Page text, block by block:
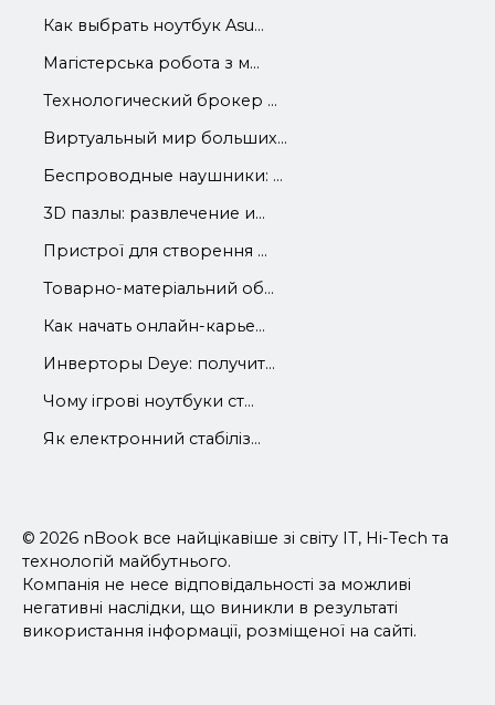
Как выбрать ноутбук Asu...
Магістерська робота з м...
Технологический брокер ...
Виртуальный мир больших...
Беспроводные наушники: ...
3D пазлы: развлечение и...
Пристрої для створення ...
Товарно-матеріальний об...
Как начать онлайн-карье...
Инверторы Deye: получит...
Чому ігрові ноутбуки ст...
Як електронний стабіліз...
© 2026 nBook все найцікавіше зі світу IT, Hi-Tech та
технологій майбутнього.
Компанія не несе відповідальності за можливі
негативні наслідки, що виникли в результаті
використання інформації, розміщеної на сайті.